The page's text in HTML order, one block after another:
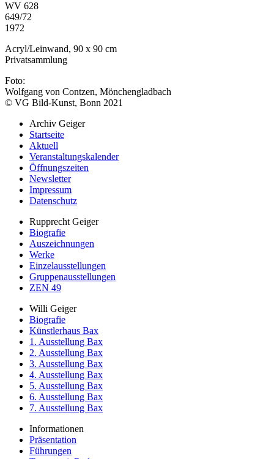
WV 628
649/72
1972
Acryl/Leinwand, 90 x 90 cm
Privatsammlung
Foto:
Wolfgang von Contzen, Mönchengladbach
© VG Bild-Kunst, Bonn 2021
Archiv Geiger
Startseite
Aktuell
Veranstaltungskalender
Öffnungszeiten
Newsletter
Impressum
Datenschutz
Rupprecht Geiger
Biografie
Auszeichnungen
Werke
Einzelausstellungen
Gruppenausstellungen
ZEN 49
Willi Geiger
Biografie
Künstlerhaus Bax
1. Ausstellung Bax
2. Ausstellung Bax
3. Ausstellung Bax
4. Ausstellung Bax
5. Ausstellung Bax
6. Ausstellung Bax
7. Ausstellung Bax
Informationen
Präsentation
Führungen